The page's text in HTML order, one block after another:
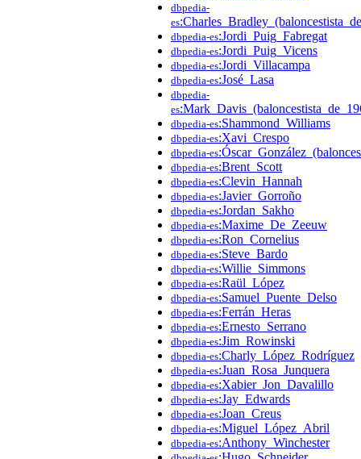
dbpedia-
es
dbpedia-es:Jordi_Puig_Fabregat
dbpedia-es:Jordi_Puig_Vicens
dbpedia-es:Jordi_Villacampa
dbpedia-es:José_Lasa
dbpedia-
es
dbpedia-es:Shammond_Williams
dbpedia-es:Xavi_Crespo
dbpedia-es
dbpedia-es:Brent_Scott
dbpedia-es:Clevin_Hannah
dbpedia-es:Javier_Gorroño
dbpedia-es:Jordan_Sakho
dbpedia-es:Maxime_De_Zeeuw
dbpedia-es:Ron_Cornelius
dbpedia-es:Steve_Bardo
dbpedia-es:Willie_Simmons
dbpedia-es:Raül_López
dbpedia-es:Samuel_Puente_Delso
dbpedia-es:Ferrán_Heras
dbpedia-es:Ernesto_Serrano
dbpedia-es:Jim_Rowinski
dbpedia-es:Charly_López_Rodríguez
dbpedia-es:Juan_Rosa_Junquera
dbpedia-es:Xabier_Jon_Davalillo
dbpedia-es:Jay_Edwards
dbpedia-es:Joan_Creus
dbpedia-es:Miguel_López_Abril
dbpedia-es:Anthony_Winchester